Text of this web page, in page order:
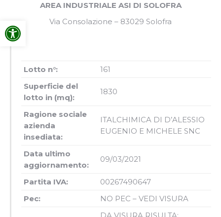
Apri la barra degli strumenti
AREA INDUSTRIALE ASI DI SOLOFRA
Via Consolazione – 83029 Solofra
Lotto n°:
161
Superficie del
lotto in (mq):
1830
Ragione sociale
azienda
insediata:
ITALCHIMICA DI D’ALESSIO
EUGENIO E MICHELE SNC
Data ultimo
aggiornamento:
09/03/2021
Partita IVA:
00267490647
Pec:
NO PEC – VEDI VISURA